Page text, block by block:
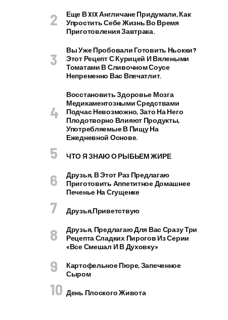
Еще В XIX Англичане Придумали, Как
Упростить Себе Жизнь Во Время
Приготовления Завтрака.
Вы Уже Пробовали Готовить Ньокки?
Этот Рецепт С Курицей И Вялеными
Томатами В Сливочном Соусе
Непременно Вас Впечатлит.
Восстановить Здоровье Мозга
Медикаментозными Средствами
Подчас Невозможно, Зато На Него
Плодотворно Влияют Продукты,
Употребляемые В Пищу На
Ежедневной Основе.
ЧТО Я ЗНАЮ О РЫБЬЕМ ЖИРЕ
Друзья, В Этот Раз Предлагаю
Приготовить Аппетитное Домашнее
Печенье На Сгущенке
Друзья,приветствую
Друзья, Предлагаю Для Вас Сразу Три
Рецепта Сладких Пирогов Из Серии
«все Смешал И В Духовку»
Картофельное Пюре, Запеченное
Сыром
День Плоского Живота